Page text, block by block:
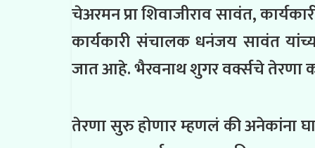
चेअरमन प्रा शिवाजीराव सावंत,
कार्यकारी संचालक धनंजय सावंत
जात आहे. भैरवनाथ शुगर वर्क्सचे तेरणा
तेरणा सुरु होणार म्हणलं की अनेकांना